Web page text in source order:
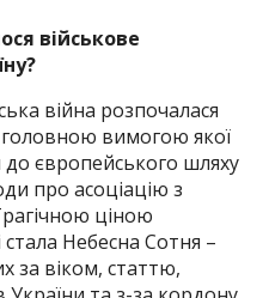
військове
війна розпочалася
головною вимогою якої
європейського шляху
про асоціацію з
ціною
Небесна Сотня –
за віком, статтю,